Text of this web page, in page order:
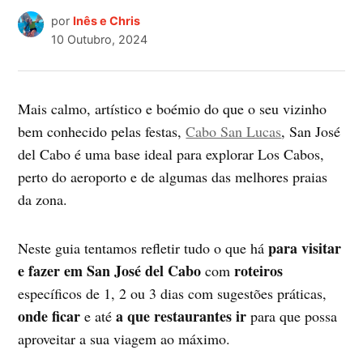
por Inês e Chris
10 Outubro, 2024
Mais calmo, artístico e boémio do que o seu vizinho
bem conhecido pelas festas,Cabo San Lucas, San José
del Cabo é uma base ideal para explorar Los Cabos,
perto do aeroporto e de algumas das melhores praias
da zona.
Neste guia tentamos refletir tudo o que hápara visitar
e fazer em San José del Cabocomroteiros
específicos de 1, 2 ou 3 dias com sugestões práticas,
onde ficar e atéa que restaurantes ir para que possa
aproveitar a sua viagem ao máximo.